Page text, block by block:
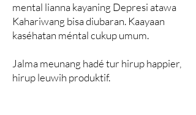
mental lianna kayaning Depresi atawa
Kahariwang bisa diubaran. Kaayaan
kaséhatan méntal cukup umum.
Jalma meunang hadé tur hirup happier,
hirup leuwih produktif.